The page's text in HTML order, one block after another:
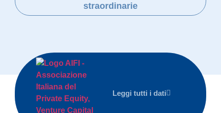
straordinarie
Leggi tutti i dati